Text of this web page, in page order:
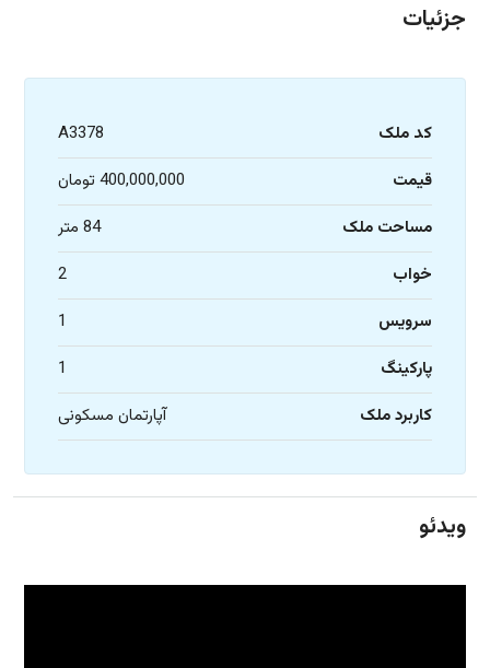
جزئیات
کد ملک
A3378
قیمت
400,000,000 تومان
مساحت ملک
84 متر
خواب
2
سرویس
1
پارکینگ
1
کاربرد ملک
آپارتمان مسکونی
ویدئو